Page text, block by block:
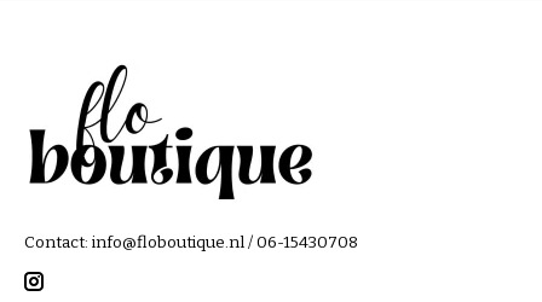
Contact: info@floboutique.nl/ 06-15430708